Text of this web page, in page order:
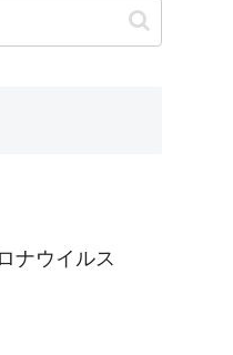
ナウイルス